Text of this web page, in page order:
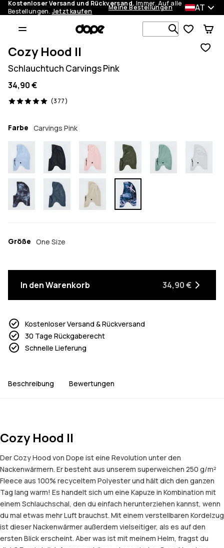
Kostenloser Versand und Rückversand. Immer. Auf alle
Bestellungen. Jetzt kaufen Meine Bestellungen AT
Cozy Hood II
Schlauchtuch Carvings Pink
34,90 €
(377)
377 Reviews, 5/5
Farbe Carvings Pink
Größe One Size
In den Warenkorb 34,90 €
Kostenloser Versand & Rückversand
30 Tage Rückgaberecht
Schnelle Lieferung
Beschreibung Bewertungen
Cozy Hood II
Der Cozy Hood von Dope ist eine Revolution unter den
Nackenwärmern. Er besteht aus unserem superweichen 250 g/m²
Fleece aus 100% recyceltem Polyester und hält dich den ganzen
Tag lang warm! Es handelt sich um eine Kapuze in Kombination mit
einem Schlauchschal, den du einfach herunterziehen kannst, wenn
du mal etwas mehr Luft brauchst. Mit einem verstellbaren Kordelzug
ist dieser Nackenwärmer außerdem vielseitiger, als es auf den
ersten Blick erscheint. Aber was ist mit meinem Helm, fragst du